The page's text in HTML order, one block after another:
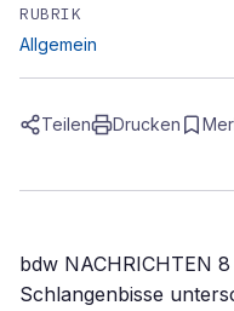
RUBRIK
Allgemein
Teilen Drucken
bdw NACHRICHTEN
Schlangenbisse